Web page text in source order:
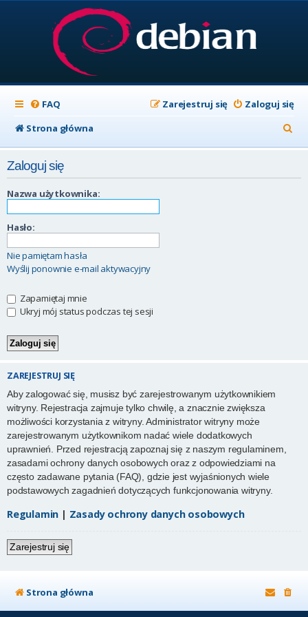
FAQ Zaloguj się
Zarejestruj się
Strona główna
z
Zaloguj się
Nazwa użytkownika:
Hasło:
Nie pamiętam hasła
Wyślij ponownie e-mail aktywacyjny
Zapamiętaj mnie
Ukryj mój status podczas tej sesji
ZAREJESTRUJ SIĘ
Aby zalogować się, musisz być zarejestrowanym użytkownikiem
witryny. Rejestracja zajmuje tylko chwilę, a znacznie zwiększa
możliwości korzystania z witryny. Administrator witryny może
zarejestrowanym użytkownikom nadać wiele dodatkowych
uprawnień. Przed rejestracją zapoznaj się z naszym regulaminem,
zasadami ochrony danych osobowych oraz z odpowiedziami na
często zadawane pytania (FAQ), gdzie jest wyjaśnionych wiele
podstawowych zagadnień dotyczących funkcjonowania witryny.
Regulamin | Zasady ochrony danych osobowych
Zarejestruj się
Strona główna